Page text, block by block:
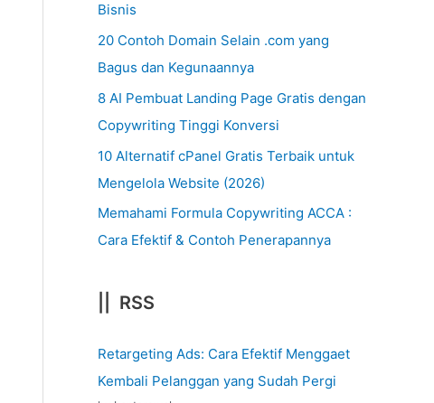
Bisnis
20 Contoh Domain Selain .com yang
Bagus dan Kegunaannya
8 AI Pembuat Landing Page Gratis dengan
Copywriting Tinggi Konversi
10 Alternatif cPanel Gratis Terbaik untuk
Mengelola Website (2026)
Memahami Formula Copywriting ACCA :
Cara Efektif & Contoh Penerapannya
|| RSS
Retargeting Ads: Cara Efektif Menggaet
Kembali Pelanggan yang Sudah Pergi